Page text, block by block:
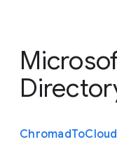
ChromadToCloud